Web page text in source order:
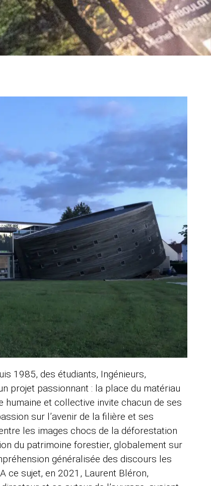
1985, des étudiants, Ingénieurs,
projet passionnant : la place du matériau
et collective invite chacun de ses
sur l’avenir de la filière et ses
les images chocs de la déforestation
du patrimoine forestier, globalement sur
généralisée des discours les
ce sujet, en 2021, Laurent Bléron,